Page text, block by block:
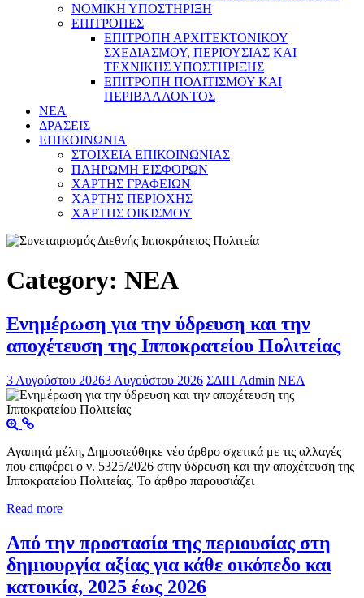
ΝΟΜΙΚΗ ΥΠΟΣΤΗΡΙΞΗ
ΕΠΙΤΡΟΠΕΣ
ΕΠΙΤΡΟΠΗ ΑΡΧΙΤΕΚΤΟΝΙΚΟΥ
ΣΧΕΔΙΑΣΜΟΥ, ΠΕΡΙΟΥΣΙΑΣ ΚΑΙ
ΤΕΧΝΙΚΗΣ ΥΠΟΣΤΗΡΙΞΗΣ
ΕΠΙΤΡΟΠΗ ΠΟΛΙΤΙΣΜΟΥ ΚΑΙ
ΠΕΡΙΒΑΛΛΟΝΤΟΣ
NEA
ΔΡΑΣΕΙΣ
ΕΠΙΚΟΙΝΩΝΙΑ
ΣΤΟΙΧΕΙΑ ΕΠΙΚΟΙΝΩΝΙΑΣ
ΠΛΗΡΩΜΗ ΕΙΣΦΟΡΩΝ
ΧΑΡΤΗΣ ΓΡΑΦΕΙΩΝ
ΧΑΡΤΗΣ ΠΕΡΙΟΧΗΣ
ΧΑΡΤΗΣ ΟΙΚΙΣΜΟΥ
Category: ΝΕΑ
Ενημέρωση για την ύδρευση και την
αποχέτευση της Ιπποκρατείου Πολιτείας
3 Αυγούστου 20263 Αυγούστου 2026 ΣΔΙΠ Admin ΝΕΑ
Αγαπητά μέλη, Δημοσιεύθηκε νέο άρθρο σχετικά με τις αλλαγές
που επιφέρει ο ν. 5325/2026 στην ύδρευση και την αποχέτευση της
Ιπποκρατείου Πολιτείας. Το άρθρο παρουσιάζει
Read more
Από την προστασία της περιουσίας στη
δημιουργία αξίας για κάθε οικόπεδο και
κατοικία, 2025 έως 2026